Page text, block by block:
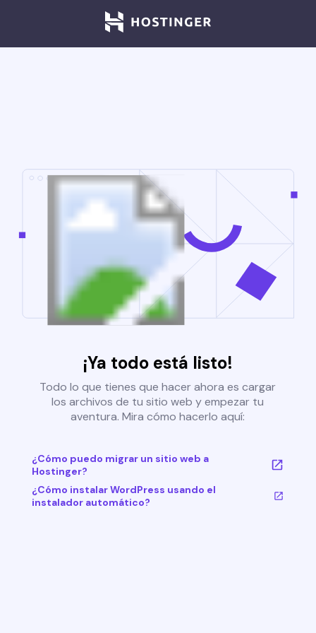
¡Ya todo está listo!
Todo lo que tienes que hacer ahora es cargar
los archivos de tu sitio web y empezar tu
aventura. Mira cómo hacerlo aquí:
¿Cómo puedo migrar un sitio web a
Hostinger?
¿Cómo instalar WordPress usando el
instalador automático?